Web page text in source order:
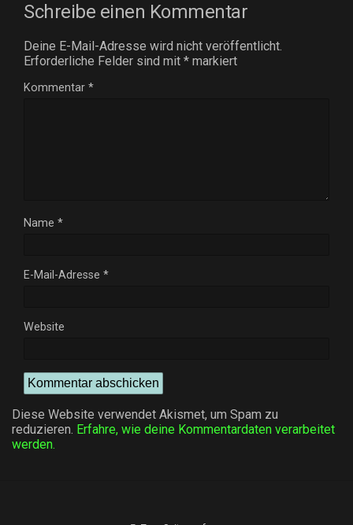
Schreibe einen Kommentar
Deine E-Mail-Adresse wird nicht veröffentlicht.
Erforderliche Felder sind mit * markiert
Kommentar *
Name *
E-Mail-Adresse *
Website
Diese Website verwendet Akismet, um Spam zu
reduzieren. Erfahre, wie deine Kommentardaten verarbeitet
werden.